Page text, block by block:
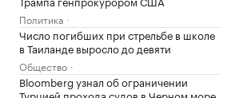
Политика
Число погибших при стрельбе в школе
в Таиланде выросло до девяти
Общество
Bloomberg узнал об ограничении
Турцией прохода судов в Черном море